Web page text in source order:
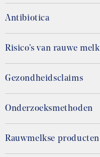
Antibiotica
Risico’s van rauwe melk
Gezondheidsclaims
Onderzoeksmethoden
Rauwmelkse producten